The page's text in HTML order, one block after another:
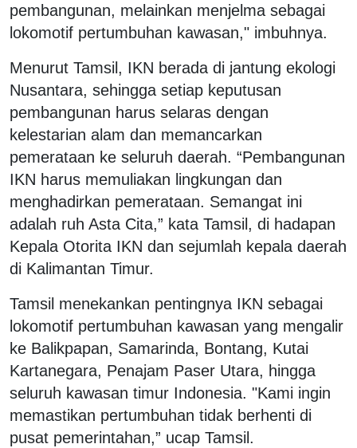
pembangunan, melainkan menjelma sebagai
lokomotif pertumbuhan kawasan," imbuhnya.
Menurut Tamsil, IKN berada di jantung ekologi
Nusantara, sehingga setiap keputusan
pembangunan harus selaras dengan
kelestarian alam dan memancarkan
pemerataan ke seluruh daerah. “Pembangunan
IKN harus memuliakan lingkungan dan
menghadirkan pemerataan. Semangat ini
adalah ruh Asta Cita,” kata Tamsil, di hadapan
Kepala Otorita IKN dan sejumlah kepala daerah
di Kalimantan Timur.
Tamsil menekankan pentingnya IKN sebagai
lokomotif pertumbuhan kawasan yang mengalir
ke Balikpapan, Samarinda, Bontang, Kutai
Kartanegara, Penajam Paser Utara, hingga
seluruh kawasan timur Indonesia. "Kami ingin
memastikan pertumbuhan tidak berhenti di
pusat pemerintahan,” ucap Tamsil.